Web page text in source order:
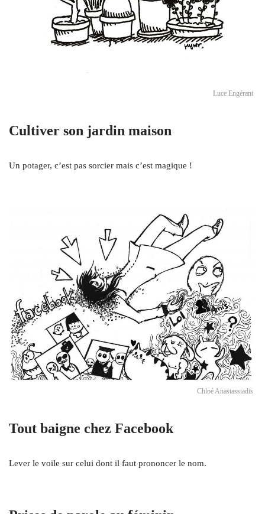
Luce Engérant
Cultiver son jardin maison
Un potager, c’est pas sorcier mais c’est magique !
Chloé Anastassiadis
Tout baigne chez Facebook
Lever le voile sur celui dont il faut prononcer le nom.